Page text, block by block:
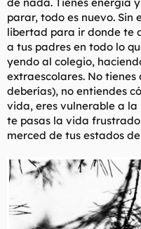
a
parar, todo es nuevo. Sin
libertad para ir donde te
a tus padres en todo lo
yendo al colegio,
extraescolares. No tienes
deberías), no entiendes
vida, eres vulnerable a la
te pasas la vida
merced de tus estados